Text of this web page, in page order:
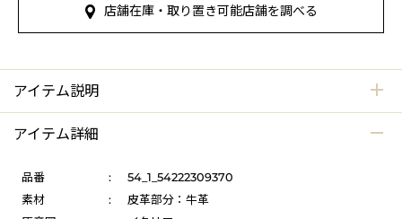
店舗在庫・取り置き可能店舗を調べる
アイテム説明
アイテム詳細
品番 :
54_1_54222309370
素材
:
皮革部分：牛革